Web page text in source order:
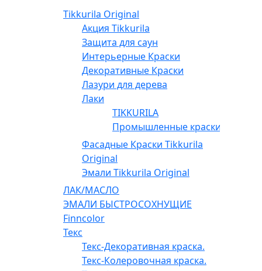
Tikkurila Original
Акция Tikkurila
Защита для саун
Интерьерные Краски
Декоративные Краски
Лазури для дерева
Лаки
TIKKURILA
Промышленные краски
Фасадные Краски Tikkurila
Original
Эмали Tikkurila Original
ЛАК/МАСЛО
ЭМАЛИ БЫСТРОСОХНУЩИЕ
Finncolor
Текс
Текс-Декоративная краска.
Текс-Колеровочная краска.